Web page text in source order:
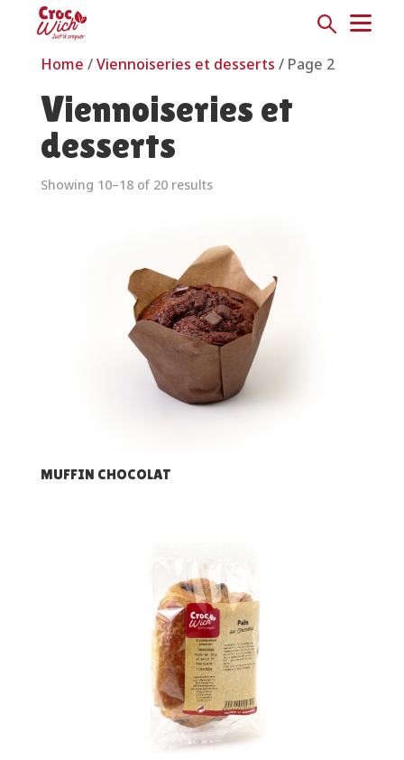
Home /Viennoiseries et desserts / Page 2
Viennoiseries et
desserts
Showing 10–18 of 20 results
MUFFIN CHOCOLAT